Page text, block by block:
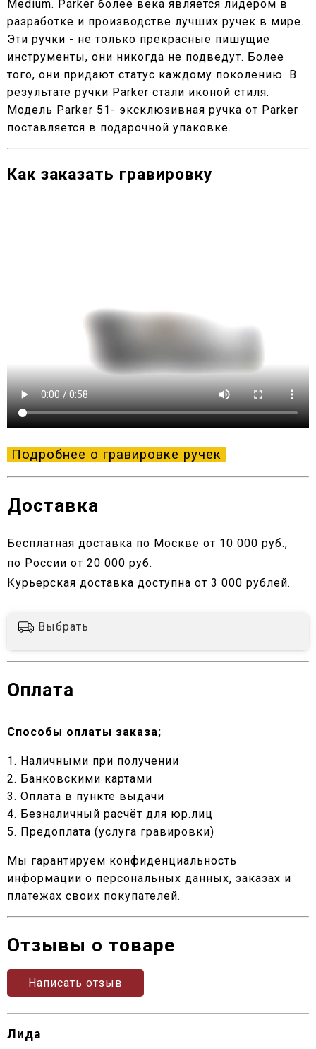
Medium. Parker более века является лидером в
разработке и производстве лучших ручек в мире.
Эти ручки - не только прекрасные пишущие
инструменты, они никогда не подведут. Более
того, они придают статус каждому поколению. В
результате ручки Parker стали иконой стиля.
Модель Parker 51- эксклюзивная ручка от Parker
поставляется в подарочной упаковке.
Как заказать гравировку
Подробнее о гравировке ручек
Доставка
Бесплатная доставка по Москве от 10 000 руб.,
по России от 20 000 руб.
Курьерская доставка доступна от 3 000 рублей.
Выбрать
Оплата
Способы оплаты заказа;
1. Наличными при получении
2. Банковскими картами
3. Оплата в пункте выдачи
4. Безналичный расчёт для юр.лиц
5. Предоплата (услуга гравировки)
Мы гарантируем конфиденциальность
информации о персональных данных, заказах и
платежах своих покупателей.
Отзывы о товаре
Написать отзыв
Лида